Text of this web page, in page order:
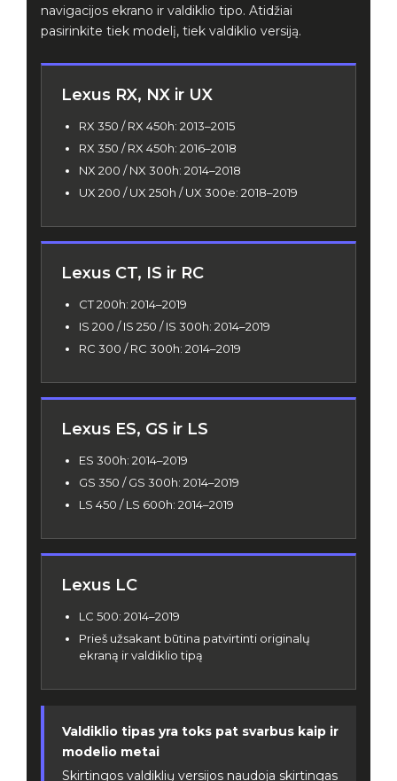
navigacijos ekrano ir valdiklio tipo. Atidžiai
pasirinkite tiek modelį, tiek valdiklio versiją.
Lexus RX, NX ir UX
RX 350 / RX 450h: 2013–2015
RX 350 / RX 450h: 2016–2018
NX 200 / NX 300h: 2014–2018
UX 200 / UX 250h / UX 300e: 2018–2019
Lexus CT, IS ir RC
CT 200h: 2014–2019
IS 200 / IS 250 / IS 300h: 2014–2019
RC 300 / RC 300h: 2014–2019
Lexus ES, GS ir LS
ES 300h: 2014–2019
GS 350 / GS 300h: 2014–2019
LS 450 / LS 600h: 2014–2019
Lexus LC
LC 500: 2014–2019
Prieš užsakant būtina patvirtinti originalų
ekraną ir valdiklio tipą
Valdiklio tipas yra toks pat svarbus kaip ir
modelio metai
Skirtingos valdiklių versijos naudoja skirtingas